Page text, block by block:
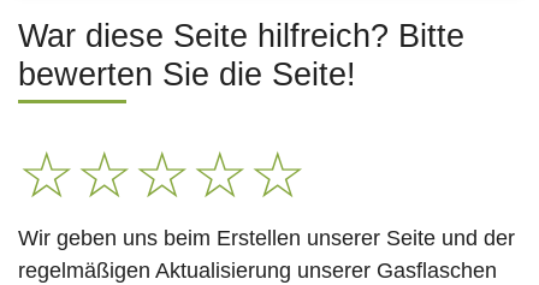
War diese Seite hilfreich? Bitte
bewerten Sie die Seite!
☆☆☆☆☆
Wir geben uns beim Erstellen unserer Seite und der
regelmäßigen Aktualisierung unserer Gasflaschen